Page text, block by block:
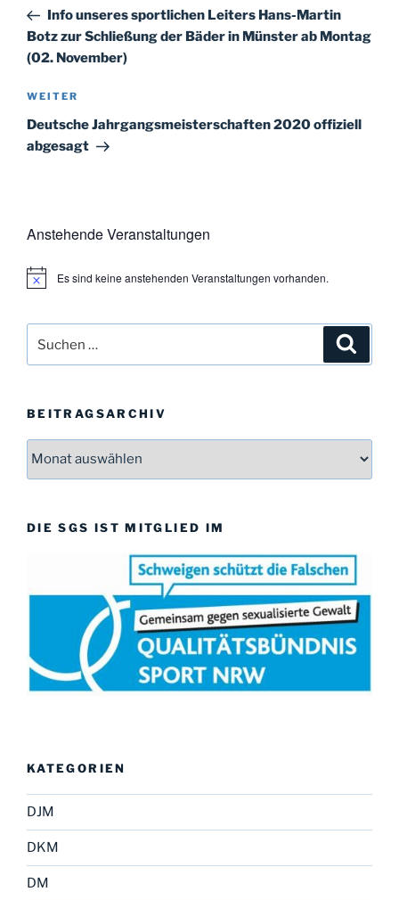
Beitrag
Info unseres sportlichen Leiters Hans-Martin
Botz zur Schließung der Bäder in Münster ab Montag
(02. November)
Nächster
Beitrag
WEITER
Deutsche Jahrgangsmeisterschaften 2020 offiziell
abgesagt
Anstehende Veranstaltungen
H
w
s
Es sind keine anstehenden Veranstaltungen vorhanden.
nach:
BEITRAGSARCHIV
DIE SGS IST MITGLIED IM
KATEGORIEN
DJM
DKM
DM